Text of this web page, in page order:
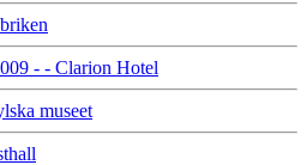
- - Clarion Hotel
museet